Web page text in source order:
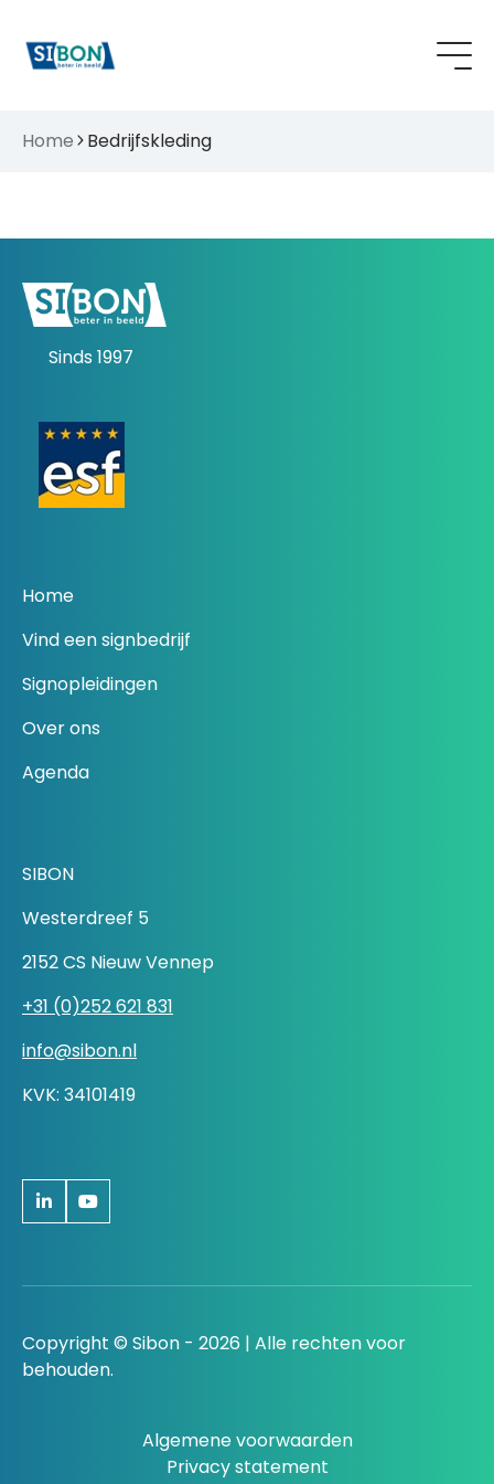
Home Bedrijfskleding
Sinds 1997
Home
Vind een signbedrijf
Signopleidingen
Over ons
Agenda
SIBON
Westerdreef 5
2152 CS Nieuw Vennep
+31 (0)252 621 831
info@sibon.nl
KVK: 34101419
Copyright © Sibon - 2026 | Alle rechten voor
behouden.
Algemene voorwaarden
Privacy statement